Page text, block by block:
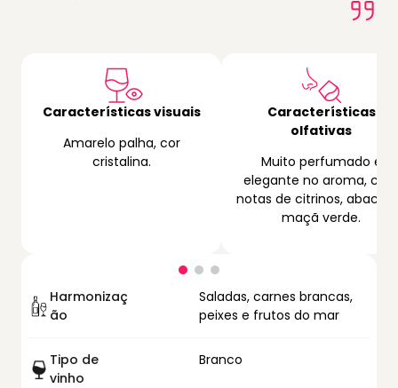
Harmonizaç
ão
Saladas, carnes brancas,
peixes e frutos do mar
Tipo de
vinho
Branco
Características visuais
Amarelo palha, cor
cristalina.
Características
olfativas
Muito perfumado e
elegante no aroma,
notas de citrinos, abacaxi
maçã verde.